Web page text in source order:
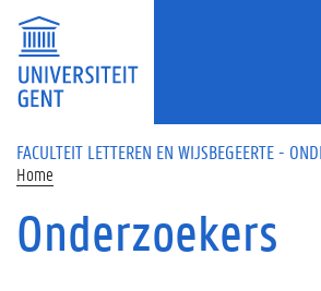
Overslaan en naar de inhoud gaan
FACULTEIT LETTEREN EN WIJSBEGEERTE -
Home
Onderzoekers